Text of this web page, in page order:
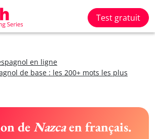
Test gratuit
en ligne
de base : les 200+ mots les plus
de Nazcaen français.